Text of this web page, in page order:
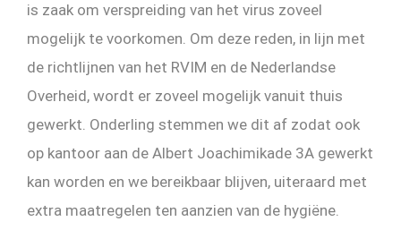
is zaak om verspreiding van het virus zoveel
mogelijk te voorkomen. Om deze reden, in lijn met
de richtlijnen van het RVIM en de Nederlandse
Overheid, wordt er zoveel mogelijk vanuit thuis
gewerkt. Onderling stemmen we dit af zodat ook
op kantoor aan de Albert Joachimikade 3A gewerkt
kan worden en we bereikbaar blijven, uiteraard met
extra maatregelen ten aanzien van de hygiëne.